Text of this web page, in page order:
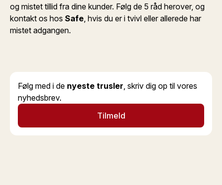
og mistet tillid fra dine kunder. Følg de 5 råd herover, og
kontakt os hos Safe , hvis du er i tvivl eller allerede har
mistet adgangen.
Følg med i de nyeste trusler , skriv dig op til vores
nyhedsbrev.
Tilmeld